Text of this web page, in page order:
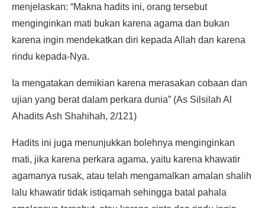
menjelaskan: “Makna hadits ini, orang tersebut
menginginkan mati bukan karena agama dan bukan
karena ingin mendekatkan diri kepada Allah dan karena
rindu kepada-Nya.
Ia mengatakan demikian karena merasakan cobaan dan
ujian yang berat dalam perkara dunia” (As Silsilah Al
Ahadits Ash Shahihah, 2/121)
Hadits ini juga menunjukkan bolehnya menginginkan
mati, jika karena perkara agama, yaitu karena khawatir
agamanya rusak, atau telah mengamalkan amalan shalih
lalu khawatir tidak istiqamah sehingga batal pahala